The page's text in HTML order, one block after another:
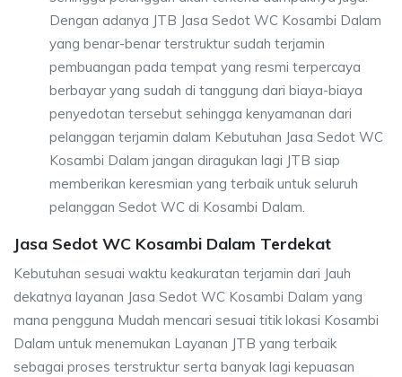
Dengan adanya JTB Jasa Sedot WC Kosambi Dalam
yang benar-benar terstruktur sudah terjamin
pembuangan pada tempat yang resmi terpercaya
berbayar yang sudah di tanggung dari biaya-biaya
penyedotan tersebut sehingga kenyamanan dari
pelanggan terjamin dalam Kebutuhan Jasa Sedot WC
Kosambi Dalam jangan diragukan lagi JTB siap
memberikan keresmian yang terbaik untuk seluruh
pelanggan Sedot WC di Kosambi Dalam.
Jasa Sedot WC Kosambi Dalam Terdekat
Kebutuhan sesuai waktu keakuratan terjamin dari Jauh
dekatnya layanan Jasa Sedot WC Kosambi Dalam yang
mana pengguna Mudah mencari sesuai titik lokasi Kosambi
Dalam untuk menemukan Layanan JTB yang terbaik
sebagai proses terstruktur serta banyak lagi kepuasan